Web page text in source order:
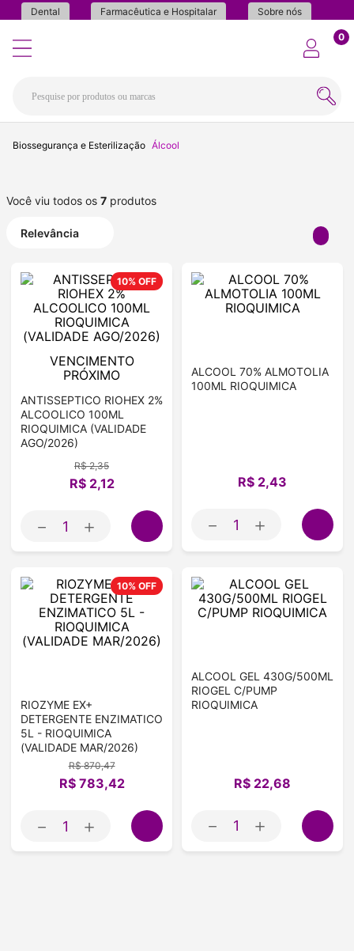
Dental Farmacêutica e Hospitalar Sobre nós
0
Biossegurança e Esterilização Álcool
Você viu todos os 7 produtos
Relevância
10% OFF
VENCIMENTO
PRÓXIMO
ANTISSEPTICO RIOHEX 2%
ALCOOLICO 100ML
RIOQUIMICA (VALIDADE
AGO/2026)
R$ 2,35
R$ 2,12
＋
－
ALCOOL 70% ALMOTOLIA
100ML RIOQUIMICA
R$ 2,43
＋
－
10% OFF
RIOZYME EX+
DETERGENTE ENZIMATICO
5L - RIOQUIMICA
(VALIDADE MAR/2026)
R$ 870,47
R$ 783,42
＋
－
ALCOOL GEL 430G/500ML
RIOGEL C/PUMP
RIOQUIMICA
R$ 22,68
＋
－